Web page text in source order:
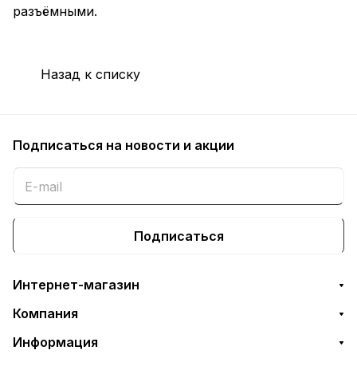
разъёмными.
Назад к списку
Подписаться на новости и акции
Подписаться
Интернет-магазин
Компания
Информация